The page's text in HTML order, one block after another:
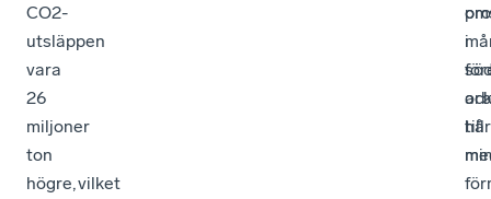
CO2-
utsläppen
vara
26
miljoner
ton
högre, vilket
i
till